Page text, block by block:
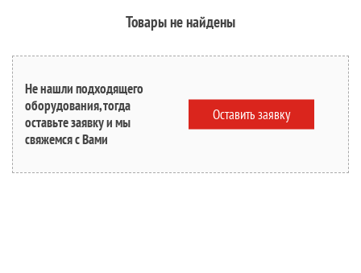
Товары не найдены
Не нашли подходящего
оборудования, тогда
оставьте заявку и мы
свяжемся с Вами
Оставить заявку